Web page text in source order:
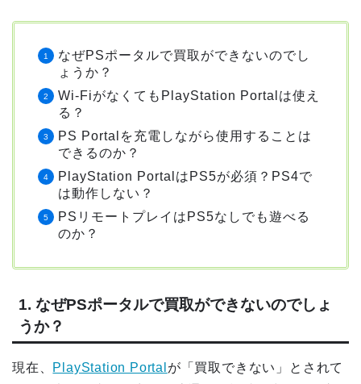
なぜPSポータルで買取ができないのでし
ょうか？
Wi-FiがなくてもPlayStation Portalは使え
る？
PS Portalを充電しながら使用することは
できるのか？
PlayStation PortalはPS5が必須？PS4で
は動作しない？
PSリモートプレイはPS5なしでも遊べる
のか？
1. なぜPSポータルで買取ができないのでしょ
うか？
現在、 PlayStation Portal が「買取できない」とされて